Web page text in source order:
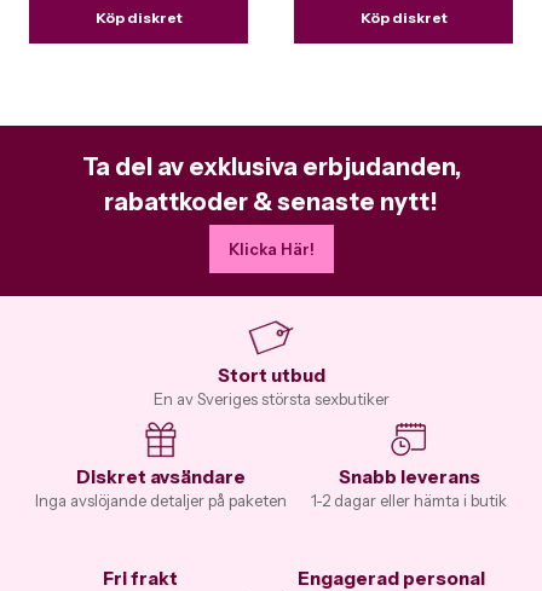
Köp diskret Köp diskret
Ta del av exklusiva erbjudanden,
rabattkoder & senaste nytt!
Klicka Här!
Stort utbud
En av Sveriges största sexbutiker
Diskret avsändare
Inga avslöjande detaljer på paketen
Snabb leverans
1-2 dagar eller hämta i butik
Fri frakt Engagerad personal